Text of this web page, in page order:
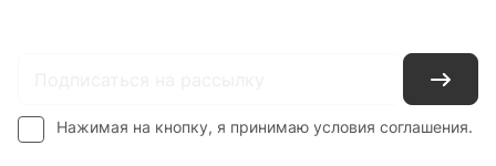
Нажимая на кнопку, я принимаю условия соглашения.